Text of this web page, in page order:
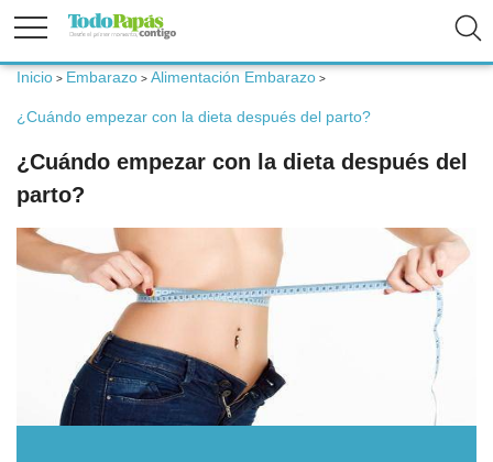
Embarazo
Bebé
Padres
Inicio > Embarazo > Alimentación Embarazo >
¿Cuándo empezar con la dieta después del parto?
¿Cuándo empezar con la dieta después del
parto?